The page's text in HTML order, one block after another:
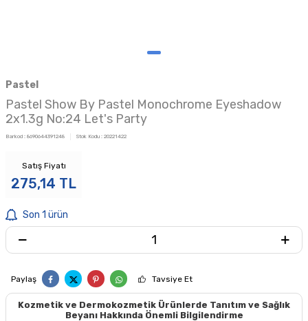
Pastel
Pastel Show By Pastel Monochrome Eyeshadow
2x1.3g No:24 Let's Party
Barkod : 8690644391248 Stok Kodu : 20221422
Satış Fiyatı
275,14 TL
Son 1 ürün
Paylaş Tavsiye Et
Kozmetik ve Dermokozmetik Ürünlerde Tanıtım ve Sağlık
Beyanı Hakkında Önemli Bilgilendirme